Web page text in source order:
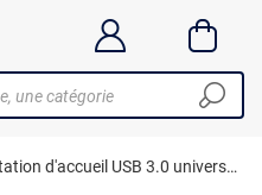
StarTech.com Mini station d'accueil USB 3.0 universelle PC portable